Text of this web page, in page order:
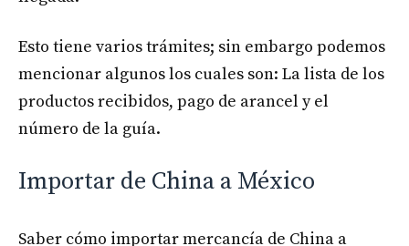
Esto tiene varios trámites; sin embargo podemos
mencionar algunos los cuales son: La lista de los
productos recibidos, pago de arancel y el
número de la guía.
Importar de China a México
Saber cómo importar mercancía de China a